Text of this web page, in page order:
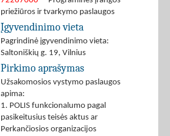
priežiūros ir tvarkymo paslaugos
Įgyvendinimo vieta
Pagrindinė įgyvendinimo vieta:
Saltoniškių g. 19, Vilnius
Pirkimo aprašymas
Užsakomosios vystymo paslaugos
apima:
1. POLIS funkcionalumo pagal
pasikeitusius teisės aktus ar
Perkančiosios organizacijos